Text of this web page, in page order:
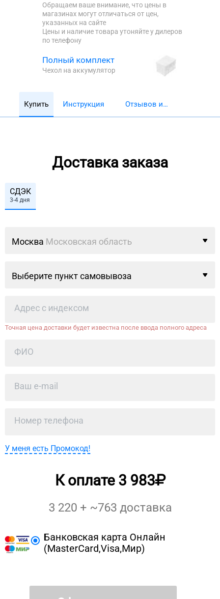
Обращаем ваше внимание, что цены в
магазинах могут отличаться от цен,
указанных на сайте
Цены и наличие товара утоняйте у дилеров
по телефону
Полный комплект
Чехол на аккумулятор
Купить Инструкция
Отзывов и
Доставка заказа
СДЭК
3-4 дня
Москва Московская область
Выберите пункт самовывоза
Точная цена доставки будет известна после ввода полного адреса
У меня есть Промокод!
К оплате 3 983
3 220 + ~763 доставка
Банковская карта Онлайн
(MasterCard,Visa,Мир)